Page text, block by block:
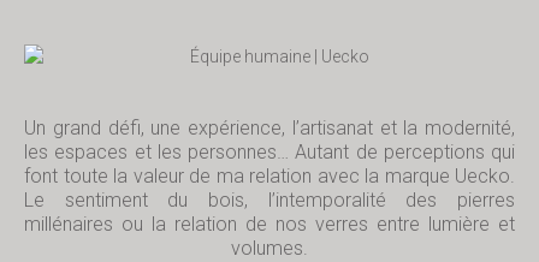
Un grand défi, une expérience, l’artisanat et la modernité,
les espaces et les personnes… Autant de perceptions qui
font toute la valeur de ma relation avec la marque Uecko.
Le sentiment du bois, l’intemporalité des pierres
millénaires ou la relation de nos verres entre lumière et
volumes.